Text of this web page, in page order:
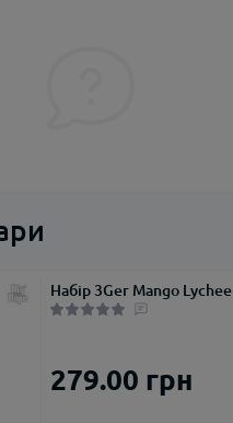
Набір 3Ger Mango Lychee
279.00 грн